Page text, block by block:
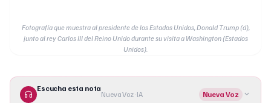
Fotografía que muestra al presidente de los Estados Unidos, Donald Trump (d),
junto al rey Carlos III del Reino Unido durante su visita a Washington (Estados
Unidos).
Escucha esta nota
Nueva Voz · IA Nueva Voz